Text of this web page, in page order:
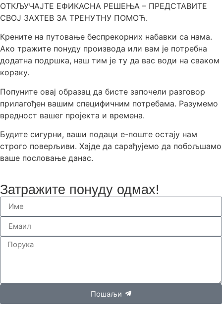
ОТКЉУЧАЈТЕ ЕФИКАСНА РЕШЕЊА – ПРЕДСТАВИТЕ
СВОЈ ЗАХТЕВ ЗА ТРЕНУТНУ ПОМОЋ.
Крените на путовање беспрекорних набавки са нама.
Ако тражите понуду производа или вам је потребна
додатна подршка, наш тим је ту да вас води на сваком
кораку.
Попуните овај образац да бисте започели разговор
прилагођен вашим специфичним потребама. Разумемо
вредност вашег пројекта и времена.
Будите сигурни, ваши подаци е-поште остају нам
строго поверљиви. Хајде да сарађујемо да побољшамо
ваше пословање данас.
Затражите понуду одмах!
Пошаљи